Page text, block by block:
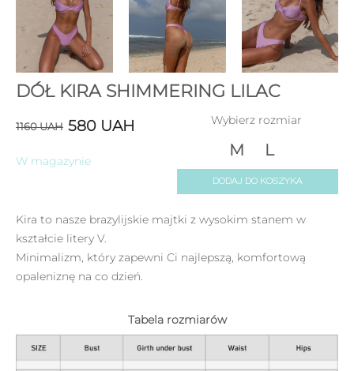
DÓŁ KIRA SHIMMERING LILAC
1160UAH 580 UAH
W magazynie
Wybierz rozmiar
M L
DODAJ DO KOSZYKA
Kira to nasze brazylijskie majtki z wysokim stanem w
kształcie litery V.
Minimalizm, który zapewni Ci najlepszą, komfortową
opaleniznę na co dzień.
Tabela rozmiarów